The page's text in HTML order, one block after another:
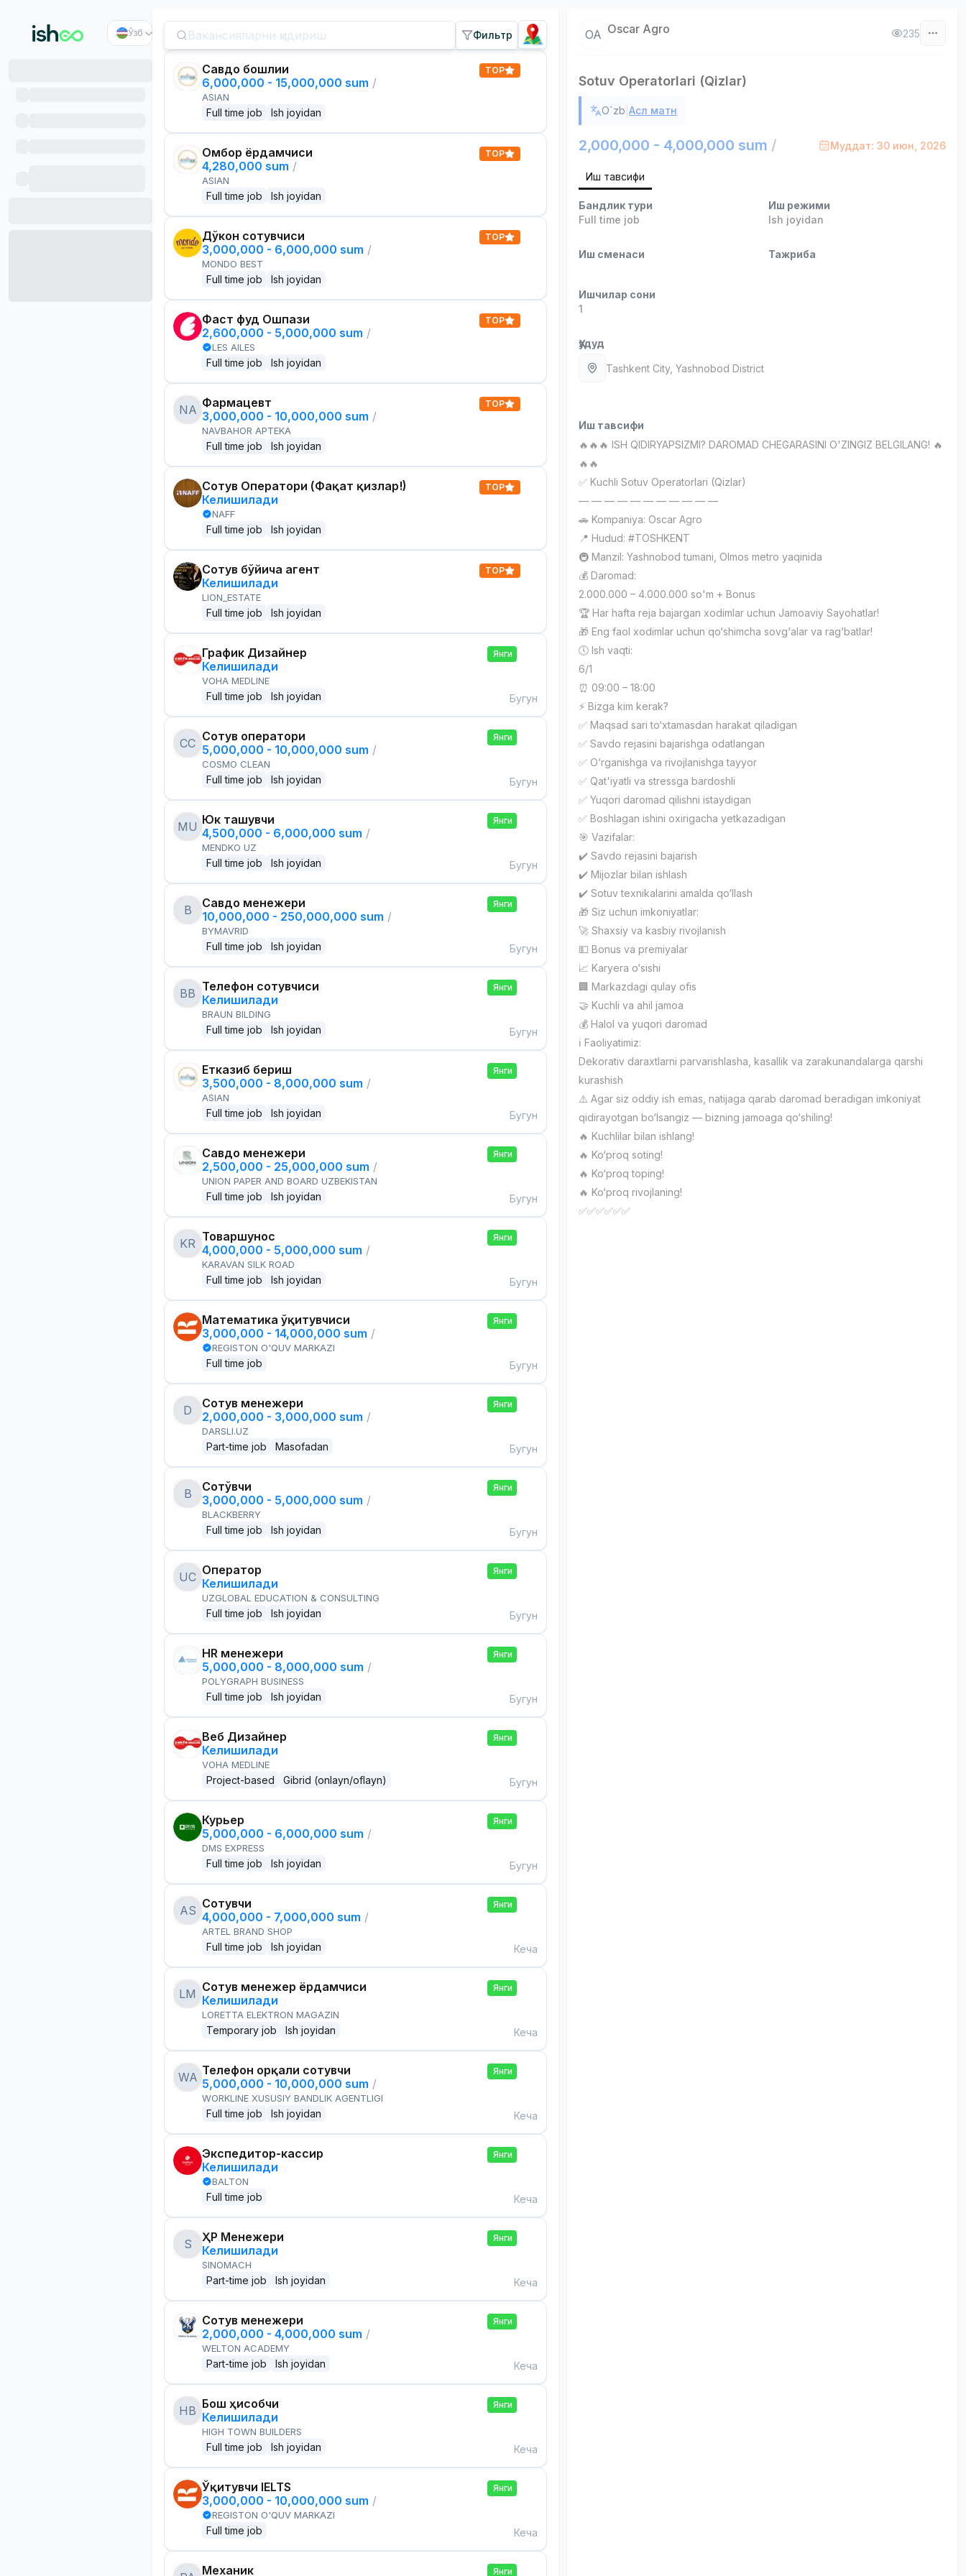
Ўзб Фильтр
Савдо бошлиғи
6,000,000 - 15,000,000 sum /
ASIAN
Full time job Ish joyidan
TOP
Омбор ёрдамчиси
4,280,000 sum /
ASIAN
Full time job Ish joyidan
TOP
Дўкон сотувчиси
3,000,000 - 6,000,000 sum /
MONDO BEST
Full time job Ish joyidan
TOP
Фаст фуд Ошпази
2,600,000 - 5,000,000 sum /
LES AILES
Full time job Ish joyidan
TOP
NA Фармацевт
3,000,000 - 10,000,000 sum /
NAVBAHOR APTEKA
Full time job Ish joyidan
TOP
Сотув Оператори (Фақат қизлар!)
Келишилади
NAFF
Full time job Ish joyidan
TOP
Сотув бўйича агент
Келишилади
LION_ESTATE
Full time job Ish joyidan
TOP
График Дизайнер
Келишилади
VOHA MEDLINE
Full time job Ish joyidan
Янги
Бугун
CC Сотув оператори
5,000,000 - 10,000,000 sum /
COSMO CLEAN
Full time job Ish joyidan
Янги
Бугун
MU Юк ташувчи
4,500,000 - 6,000,000 sum /
MENDKO UZ
Full time job Ish joyidan
Янги
Бугун
B
Савдо менежери
10,000,000 - 250,000,000 sum /
BYMAVRID
Full time job Ish joyidan
Янги
Бугун
BB Телефон сотувчиси
Келишилади
BRAUN BILDING
Full time job Ish joyidan
Янги
Бугун
Етказиб бериш
3,500,000 - 8,000,000 sum /
ASIAN
Full time job Ish joyidan
Янги
Бугун
Савдо менежери
2,500,000 - 25,000,000 sum /
UNION PAPER AND BOARD UZBEKISTAN
Full time job Ish joyidan
Янги
Бугун
KR Товаршунос
4,000,000 - 5,000,000 sum /
KARAVAN SILK ROAD
Full time job Ish joyidan
Янги
Бугун
Математика ўқитувчиси
3,000,000 - 14,000,000 sum /
REGISTON O'QUV MARKAZI
Full time job
Янги
Бугун
D
Сотув менежери
2,000,000 - 3,000,000 sum /
DARSLI.UZ
Part-time job Masofadan
Янги
Бугун
B
Сотўвчи
3,000,000 - 5,000,000 sum /
BLACKBERRY
Full time job Ish joyidan
Янги
Бугун
UC Оператор
Келишилади
UZGLOBAL EDUCATION & CONSULTING
Full time job Ish joyidan
Янги
Бугун
HR менежери
5,000,000 - 8,000,000 sum /
POLYGRAPH BUSINESS
Full time job Ish joyidan
Янги
Бугун
Веб Дизайнер
Келишилади
VOHA MEDLINE
Project-based Gibrid (onlayn/oflayn)
Янги
Бугун
Курьер
5,000,000 - 6,000,000 sum /
DMS EXPRESS
Full time job Ish joyidan
Янги
Бугун
AS Сотувчи
4,000,000 - 7,000,000 sum /
ARTEL BRAND SHOP
Full time job Ish joyidan
Янги
Кеча
LM Сотув менежер ёрдамчиси
Келишилади
LORETTA ELEKTRON MAGAZIN
Temporary job Ish joyidan
Янги
Кеча
WA Телефон орқали сотувчи
5,000,000 - 10,000,000 sum /
WORKLINE XUSUSIY BANDLIK AGENTLIGI
Full time job Ish joyidan
Янги
Кеча
Экспедитор-кассир
Келишилади
BALTON
Full time job
Янги
Кеча
S
ҲР Менежери
Келишилади
SINOMACH
Part-time job Ish joyidan
Янги
Кеча
Сотув менежери
2,000,000 - 4,000,000 sum /
WELTON ACADEMY
Part-time job Ish joyidan
Янги
Кеча
HB Бош ҳисобчи
Келишилади
HIGH TOWN BUILDERS
Full time job Ish joyidan
Янги
Кеча
Ўқитувчи IELTS
3,000,000 - 10,000,000 sum /
REGISTON O'QUV MARKAZI
Full time job
Янги
Кеча
Механик Янги
OA Oscar Agro 235
Sotuv Operatorlari (Qizlar)
O`zb |Асл матн
2,000,000 - 4,000,000 sum / Муддат: 30 июн, 2026
Иш тавсифи
Бандлик тури
Full time job
Иш режими
Ish joyidan
Иш сменаси Тажриба
Ишчилар сони
1
Ҳудуд
Tashkent City, Yashnobod District
Иш тавсифи
🔥🔥🔥 ISH QIDIRYAPSIZMI? DAROMAD CHEGARASINI O'ZINGIZ BELGILANG! 🔥
🔥🔥
✅ Kuchli Sotuv Operatorlari (Qizlar)
— — — — — — — — — — —
🚗 Kompaniya: Oscar Agro
📍 Hudud: #TOSHKENT
🚇 Manzil: Yashnobod tumani, Olmos metro yaqinida
💰 Daromad:
2.000.000 – 4.000.000 so'm + Bonus
🏆 Har hafta reja bajargan xodimlar uchun Jamoaviy Sayohatlar!
🎁 Eng faol xodimlar uchun qo‘shimcha sovg‘alar va rag‘batlar!
🕔 Ish vaqti:
6/1
⏰ 09:00 – 18:00
⚡️ Bizga kim kerak?
✅ Maqsad sari to‘xtamasdan harakat qiladigan
✅ Savdo rejasini bajarishga odatlangan
✅ O‘rganishga va rivojlanishga tayyor
✅ Qat'iyatli va stressga bardoshli
✅ Yuqori daromad qilishni istaydigan
✅ Boshlagan ishini oxirigacha yetkazadigan
🎯 Vazifalar:
✔️ Savdo rejasini bajarish
✔️ Mijozlar bilan ishlash
✔️ Sotuv texnikalarini amalda qo‘llash
🎁 Siz uchun imkoniyatlar:
🚀 Shaxsiy va kasbiy rivojlanish
💵 Bonus va premiyalar
📈 Karyera o‘sishi
🏢 Markazdagi qulay ofis
🤝 Kuchli va ahil jamoa
💰 Halol va yuqori daromad
ℹ️ Faoliyatimiz:
Dekorativ daraxtlarni parvarishlasha, kasallik va zarakunandalarga qarshi
kurashish
⚠️ Agar siz oddiy ish emas, natijaga qarab daromad beradigan imkoniyat
qidirayotgan bo‘lsangiz — bizning jamoaga qo‘shiling!
🔥 Kuchlilar bilan ishlang!
🔥 Ko‘proq soting!
🔥 Ko‘proq toping!
🔥 Ko‘proq rivojlaning!
✅✅✅✅✅✅